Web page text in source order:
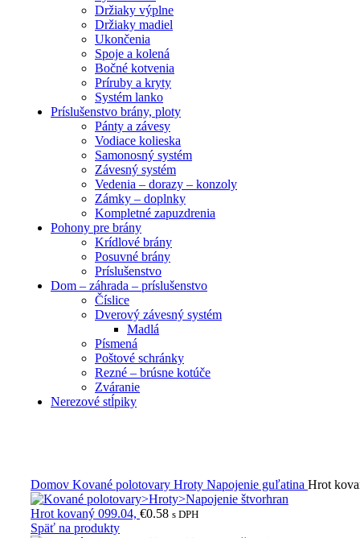
Držiaky výplne
Držiaky madiel
Ukončenia
Spoje a kolená
Bočné kotvenia
Príruby a kryty
Systém lanko
Príslušenstvo brány, ploty
Pánty a závesy
Vodiace kolieska
Samonosný systém
Závesný systém
Vedenia – dorazy – konzoly
Zámky – doplnky
Kompletné zapuzdrenia
Pohony pre brány
Krídlové brány
Posuvné brány
Príslušenstvo
Dom – záhrada – príslušenstvo
Číslice
Dverový závesný systém
Madlá
Písmená
Poštové schránky
Rezné – brúsne kotúče
Zváranie
Nerezové stĺpiky
Domov Kované polotovary Hroty Napojenie guľatina Hrot
Hrot kovaný 099.04, €0.58 s DPH
Späť na produkty